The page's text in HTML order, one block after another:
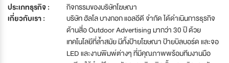
ประเภทธุรกิจ :
กิจกรรมของบริษัทโฆษณา
เกี่ยวกับเรา :
บริษัท ฮัลโล บางกอก แอลอีดี จำกัด ได้ดำเนินการธุรกิจ
ด้านสี่อ Outdoor Advertising มากว่า 30 ปี ด้วย
เทคโนโลยีที่ล้ำสมัย มีทั้งป้ายโฆษณา ป้ายบิลบอร์ด และจอ
LED และงานพิมพ์ต่างๆ ที่มีคุณภาพพร้อมทีมงานมือ